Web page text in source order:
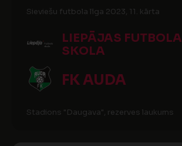
Sieviešu futbola līga 2023, 11. kārta
LIEPĀJAS FUTBOLA
SKOLA
FK AUDA
Stadions "Daugava", rezerves laukums